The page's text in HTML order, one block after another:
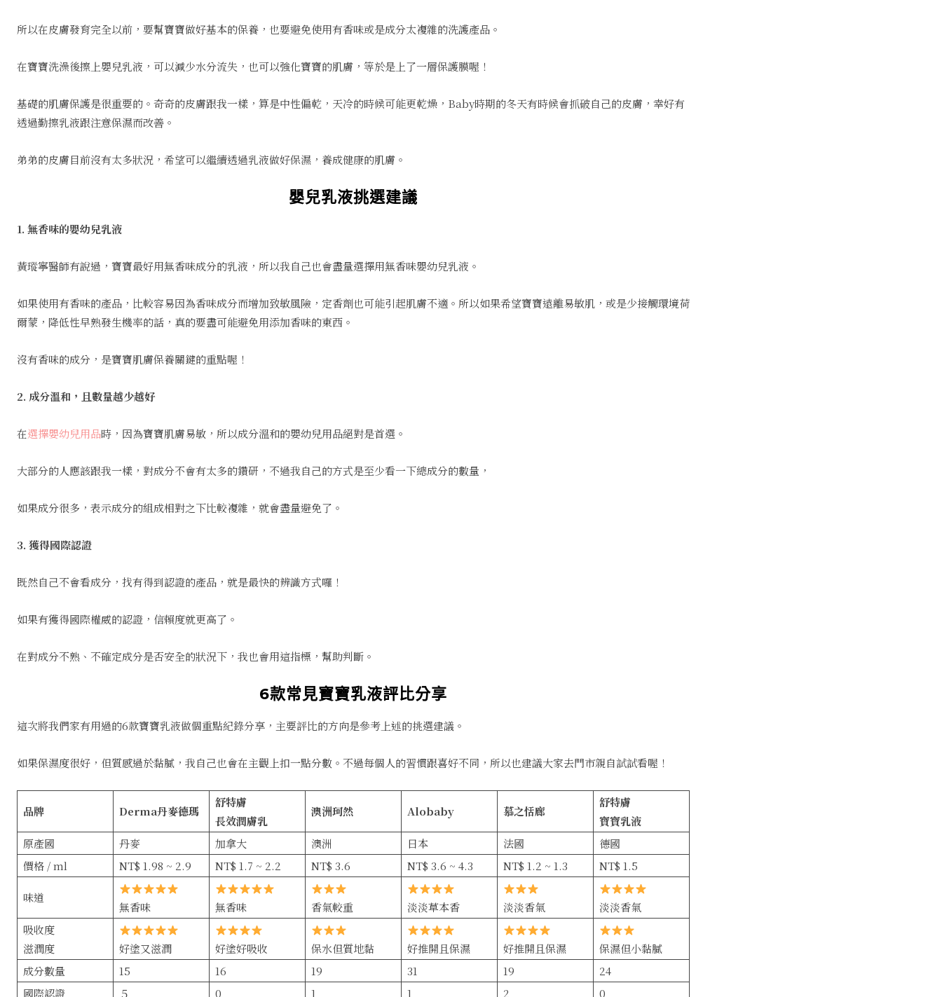
所以在皮膚發育完全以前，要幫寶寶做好基本的保養，也要避免使用有香味或是成分太複雜的洗護產品。
在寶寶洗澡後擦上嬰兒乳液，可以減少水分流失，也可以強化寶寶的肌膚，等於是上了一層保護膜喔！
基礎的肌膚保護是很重要的。奇奇的皮膚跟我一樣，算是中性偏乾，天冷的時候可能更乾燥，Baby時期的冬天有時候會抓破自己的皮膚，幸好有
透過勤擦乳液跟注意保濕而改善。
弟弟的皮膚目前沒有太多狀況，希望可以繼續透過乳液做好保濕，養成健康的肌膚。
嬰兒乳液挑選建議
1. 無香味的嬰幼兒乳液
黃瑽寧醫師有說過，寶寶最好用無香味成分的乳液，所以我自己也會盡量選擇用無香味嬰幼兒乳液。
如果使用有香味的產品，比較容易因為香味成分而增加致敏風險，定香劑也可能引起肌膚不適。所以如果希望寶寶遠離易敏肌，或是少接觸環境荷
爾蒙，降低性早熟發生機率的話，真的要盡可能避免用添加香味的東西。
沒有香味的成分，是寶寶肌膚保養關鍵的重點喔！
2. 成分溫和，且數量越少越好
在選擇嬰幼兒用品時，因為寶寶肌膚易敏，所以成分溫和的嬰幼兒用品絕對是首選。
大部分的人應該跟我一樣，對成分不會有太多的鑽研，不過我自己的方式是至少看一下總成分的數量，
如果成分很多，表示成分的組成相對之下比較複雜，就會盡量避免了。
3. 獲得國際認證
既然自己不會看成分，找有得到認證的產品，就是最快的辨識方式囉！
如果有獲得國際權威的認證，信賴度就更高了。
在對成分不熟、不確定成分是否安全的狀況下，我也會用這指標，幫助判斷。
6款常見寶寶乳液評比分享
這次將我們家有用過的6款寶寶乳液做個重點紀錄分享，主要評比的方向是參考上述的挑選建議。
如果保濕度很好，但質感過於黏膩，我自己也會在主觀上扣一點分數。不過每個人的習慣跟喜好不同，所以也建議大家去門市親自試試看喔！
品牌 Derma丹麥德瑪
舒特膚
長效潤膚乳
澳洲珂然 Alobaby 慕之恬廊
舒特膚
寶寶乳液
原產國
丹麥 加拿大 澳洲 日本 法國
德國
價格 / ml
NT$ 1.98 ~ 2.9 NT$ 1.7 ~ 2.2 NT$ 3.6 NT$ 3.6 ~ 4.3 NT$ 1.2 ~ 1.3 NT$ 1.5
味道
無香味 無香味 香氣較重 淡淡草本香 淡淡香氣
淡淡香氣
吸收度
滋潤度
好塗又滋潤 好塗好吸收 保水但質地黏 好推開且保濕 好推開且保濕
保濕但小黏膩
成分數量
15 16 19 31 19
24
國際認證
５ 0 1 1 2 0